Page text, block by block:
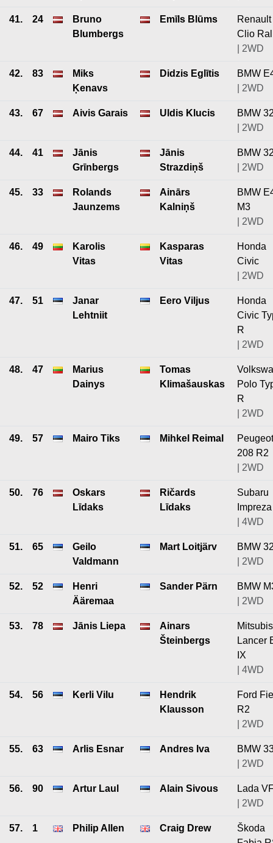
41. 24
Bruno
Blumbergs
Emīls Blūms
Renault
Clio
| 2WD
42. 83
Miks
Ķenavs
Didzis Eglītis
BMW
| 2WD
43. 67 Aivis Garais Uldis Klucis
BMW
| 2WD
44. 41
Jānis
Grīnbergs
Jānis
Strazdiņš
BMW
| 2WD
45. 33
Rolands
Jaunzems
Ainārs
Kalniņš
BMW
M3
| 2WD
46. 49
Karolis
Vitas
Kasparas
Vitas
Honda
Civic
| 2WD
47. 51
Janar
Lehtniit
Eero Viljus
Honda
Civic
R
| 2WD
48. 47
Marius
Dainys
Tomas
Klimašauskas
Polo
R
| 2WD
49. 57 Mairo Tiks Mihkel Reimal
Peugeot
208 R2
| 2WD
50. 76
Oskars
Līdaks
Ričards
Līdaks
Subaru
Impreza
| 4WD
51. 65
Geilo
Valdmann
Mart Loitjärv
BMW
| 2WD
52. 52
Henri
Ääremaa
Sander Pärn
BMW
| 2WD
53. 78 Jānis Liepa
Ainars
Šteinbergs
Lancer
IX
| 4WD
54. 56 Kerli Vilu
Hendrik
Klausson
Ford
R2
| 2WD
55. 63 Arlis Esnar Andres Iva
BMW
| 2WD
56. 90 Artur Laul Alain Sivous
Lada
| 2WD
57. 1 Philip Allen Craig Drew
Škoda